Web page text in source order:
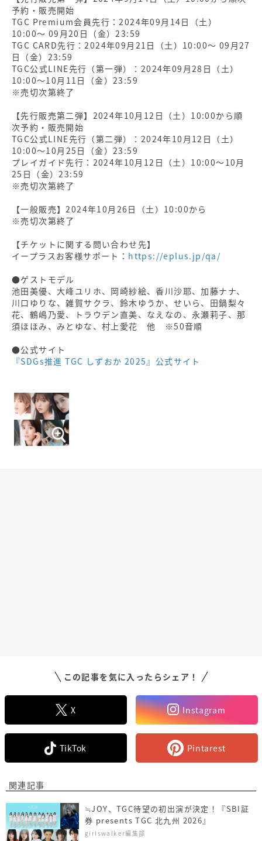
予約・販売開始
TGC Premium会員先行：2024年09月14日（土）
10:00〜 09月20日（金）23:59
TGC CARD先行：2024年09月21日（土）10:00〜 09月27
日（金）23:59
TGC公式LINE先行（第一弾）：2024年09月28日（土）
10:00〜10月11日（金）23:59
※売切次第終了
【先行販売第二弾】2024年10月12日（土）10:00から順
次予約・販売開始
TGC公式LINE先行（第二弾）：2024年10月12日（土）
10:00〜10月25日（金）23:59
プレイガイド先行：2024年10月12日（土）10:00〜10月
25日（金）23:59
※売切次第終了
【一般販売】2024年10月26日（土）10:00から
※売切次第終了
【チケットに関する問い合わせ先】
イープラスお客様サポート： https://eplus.jp/qa/
●ゲストモデル
池田美優、大峰ユリホ、岡崎紗絵、香川沙耶、加藤ナナ、
川口ゆりな、雑賀サクラ、鈴木ゆうか、せいら、田鍋梨々
花、鶴嶋乃愛、トラウデン直美、なえなの、永瀬莉子、那
須ほほみ、みとゆな、村上愛花 他 ※50音順
●公式サイト
『SDGs推進 TGC しずおか 2025』公式サイト
この記事を気に入ったらシェア！
X Instagram
TikTok Pintarest
関連記事
≒JOY、TGC待望の初出演が決定！『SBI証
券 presents TGC 北九州 2026』
girlswalker編集部